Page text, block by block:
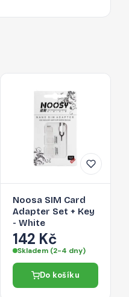
Noosa SIM Card
Adapter Set + Key
- White
142 Kč
Skladem (2-4 dny)
Do košíku